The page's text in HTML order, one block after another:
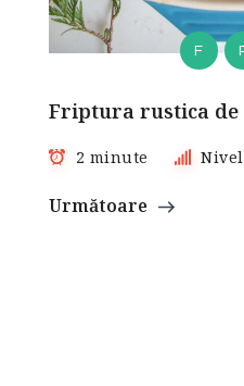
F
Friptura rustica
2 minute
Următoare